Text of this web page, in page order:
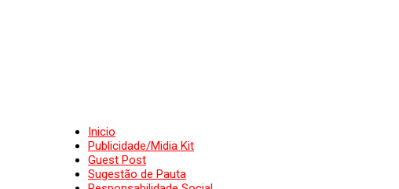
Inicio
Publicidade/Midia Kit
Guest Post
Sugestão de Pauta